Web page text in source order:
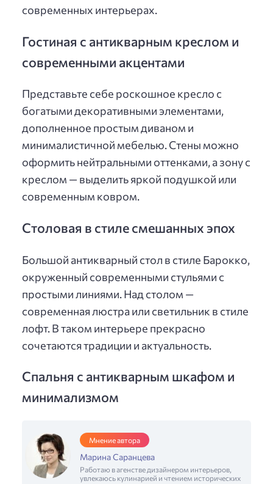
современных интерьерах.
Гостиная с антикварным креслом и
современными акцентами
Представьте себе роскошное кресло с
богатыми декоративными элементами,
дополненное простым диваном и
минималистичной мебелью. Стены можно
оформить нейтральными оттенками, а зону с
креслом — выделить яркой подушкой или
современным ковром.
Столовая в стиле смешанных эпох
Большой антикварный стол в стиле Барокко,
окруженный современными стульями с
простыми линиями. Над столом —
современная люстра или светильник в стиле
лофт. В таком интерьере прекрасно
сочетаются традиции и актуальность.
Спальня с антикварным шкафом и
минимализмом
Мнение автора
Марина Саранцева
Работаю в агенстве дизайнером интерьеров,
увлекаюсь кулинарией и чтением исторических